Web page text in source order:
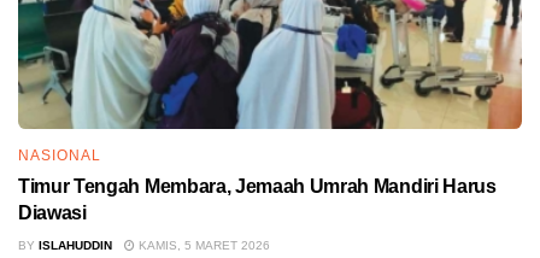
NASIONAL
Timur Tengah Membara, Jemaah Umrah Mandiri Harus
Diawasi
BY ISLAHUDDIN KAMIS, 5 MARET 2026